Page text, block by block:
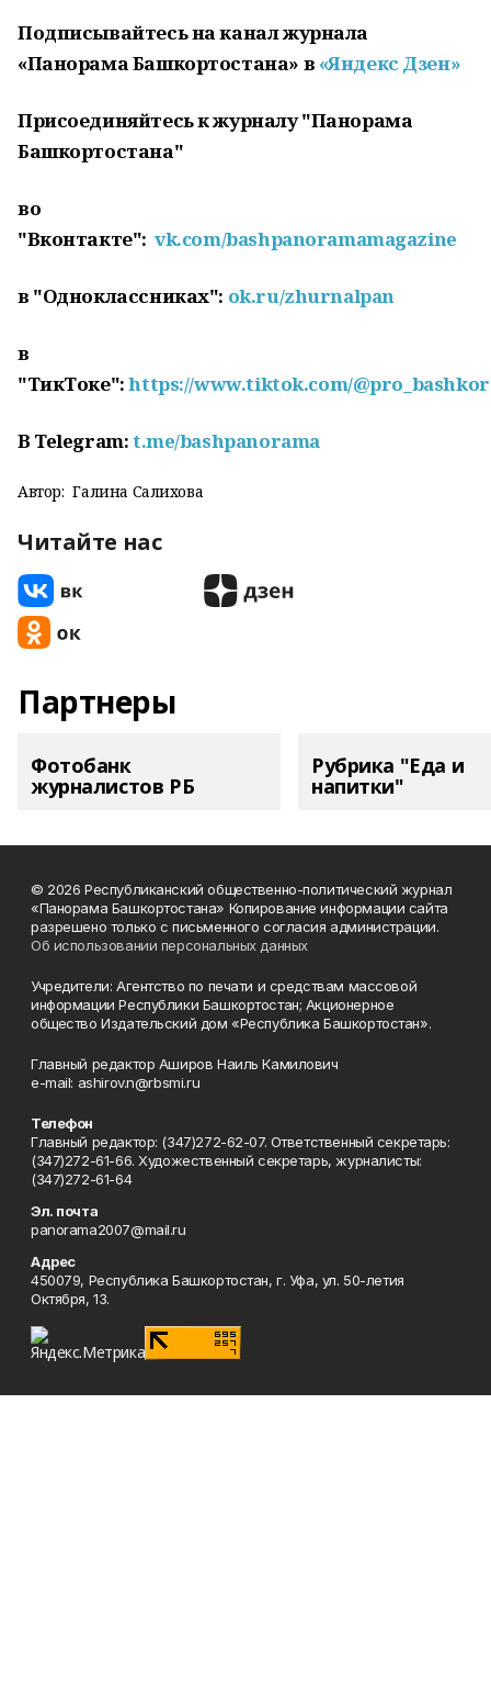
Подписывайтесь на канал журнала
«Панорама Башкортостана» в «Яндекс Дзен»
Присоединяйтесь к журналу "Панорама
Башкортостана"
во
"Вконтакте":vk.com/bashpanoramamagazine
в "Одноклассниках": ok.ru/zhurnalpan
в
"ТикТоке":https://www.tiktok.com/
В Telegram:t.me/bashpanorama
Автор: Галина Салихова
Читайте нас
Партнеры
Фотобанк
журналистов РБ
Рубрика "Еда и
напитки"
© 2026 Республиканский общественно-политический журнал
«Панорама Башкортостана» Копирование информации сайта
разрешено только с письменного согласия администрации.
Об использовании персональных данных
Учредители: Агентство по печати и средствам массовой
информации Республики Башкортостан; Акционерное
общество Издательский дом «Республика Башкортостан».
Главный редактор Аширов Наиль Камилович
e-mail: ashirov.n@rbsmi.ru
Телефон
Главный редактор: (347)272-62-07. Ответственный секретарь:
(347)272-61-66. Художественный секретарь, журналисты:
(347)272-61-64
Эл. почта
panorama2007@mail.ru
Адрес
450079, Республика Башкортостан, г. Уфа, ул. 50-летия
Октября, 13.